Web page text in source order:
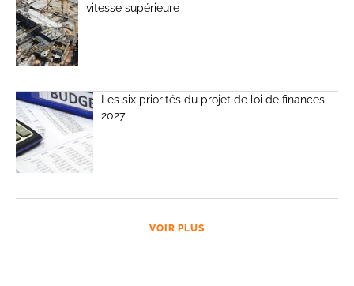
vitesse supérieure
Les six priorités du projet de loi de finances
2027
VOIR PLUS